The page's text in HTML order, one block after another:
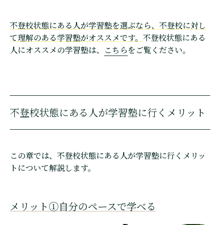
不登校状態にある人が学習塾を選ぶなら、不登校に対し
て理解のある学習塾がオススメです。 不登校状態にある
人にオススメの学習塾は、
こちらをご覧ください。
不登校状態にある人が学習塾に行くメリット
この章では、不登校状態にある人が学習塾に行くメリッ
トについて解説します。
メリット①自分のペースで学べる